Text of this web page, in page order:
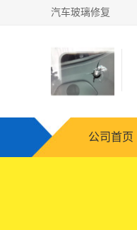
汽车玻璃修复
公司首页